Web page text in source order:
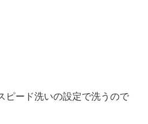
ピード洗いの設定で洗うので